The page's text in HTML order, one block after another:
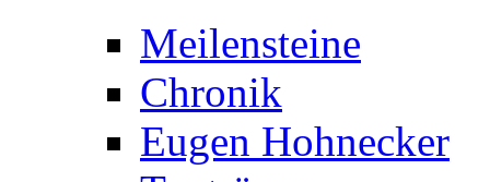
Meilensteine
Chronik
Eugen Hohnecker